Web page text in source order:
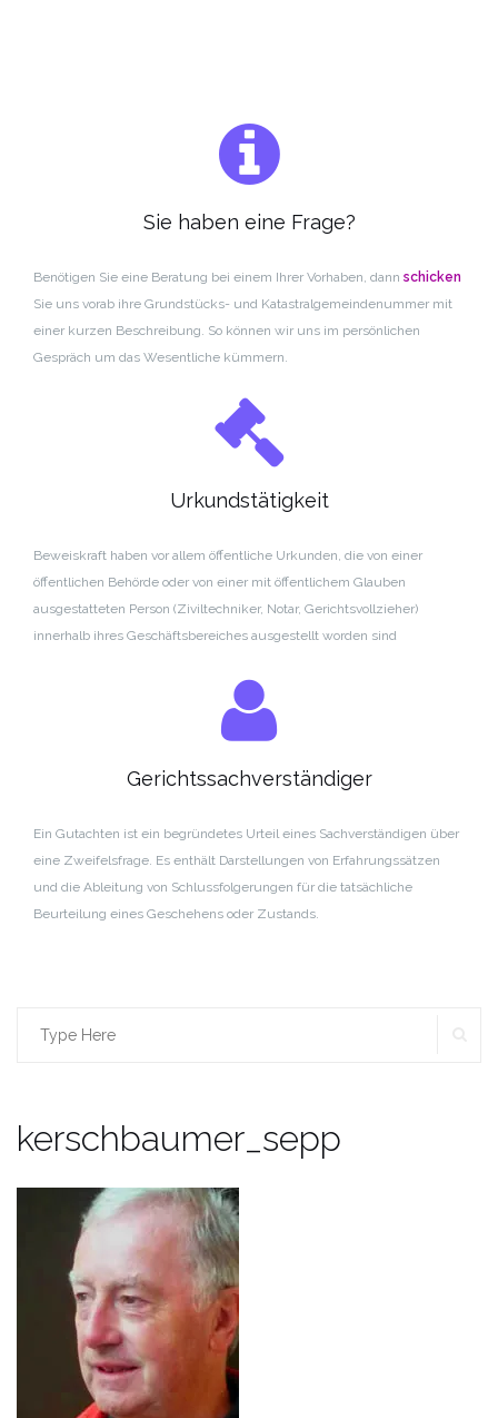
Sie haben eine Frage?
Benötigen Sie eine Beratung bei einem Ihrer Vorhaben, dann schicken
Sie uns vorab ihre Grundstücks- und Katastralgemeindenummer mit
einer kurzen Beschreibung. So können wir uns im persönlichen
Gespräch um das Wesentliche kümmern.
Urkundstätigkeit
Beweiskraft haben vor allem öffentliche Urkunden, die von einer
öffentlichen Behörde oder von einer mit öffentlichem Glauben
ausgestatteten Person (Ziviltechniker, Notar, Gerichtsvollzieher)
innerhalb ihres Geschäftsbereiches ausgestellt worden sind
Gerichtssachverständiger
Ein Gutachten ist ein begründetes Urteil eines Sachverständigen über
eine Zweifelsfrage. Es enthält Darstellungen von Erfahrungssätzen
und die Ableitung von Schlussfolgerungen für die tatsächliche
Beurteilung eines Geschehens oder Zustands.
Search
kerschbaumer_sepp